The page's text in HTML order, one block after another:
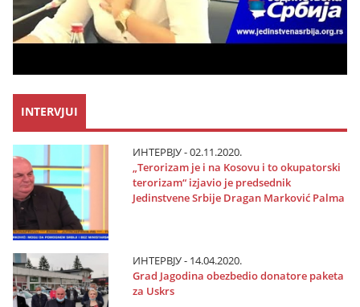
INTERVJUI
ИНТЕРВЈУ - 02.11.2020.
„Terorizam јe i na Kosovu i to okupatorski
terorizam“ izјavio јe predsednik
Јedinstvene Srbiјe Dragan Marković Palma
ИНТЕРВЈУ - 14.04.2020.
Grad Јagodina obezbedio donatore paketa
za Uskrs